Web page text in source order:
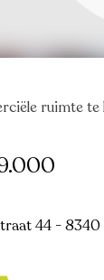
ruimte te
44 - 8340